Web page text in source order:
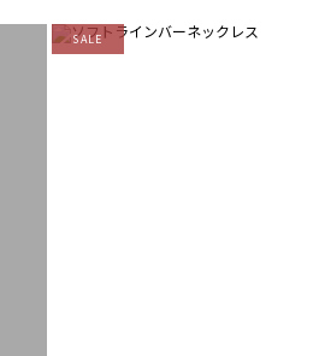
SALE